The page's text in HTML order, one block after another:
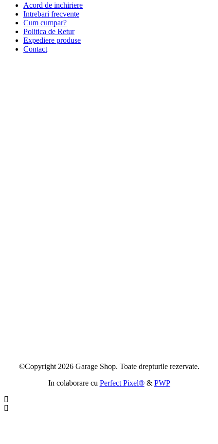
Acord de inchiriere
Intrebari frecvente
Cum cumpar?
Politica de Retur
Expediere produse
Contact
©Copyright 2026 Garage Shop. Toate drepturile rezervate.
In colaborare cu Perfect Pixel®& PWP